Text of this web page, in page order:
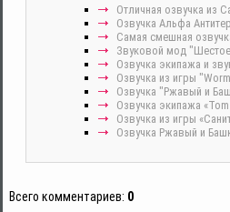
Отличная озвучка из
Озвучка Альфа
Самая смешная
Звуковой мод
Озвучка экипажа и
Озвучка из игры
Озвучка "Ржавый и
Озвучка экипажа
Озвучка из игры
Озвучка Ржавый и
Всего комментариев: 0